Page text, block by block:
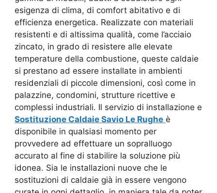
esigenza di clima, di comfort abitativo e di
efficienza energetica. Realizzate con materiali
resistenti e di altissima qualità, come l’acciaio
zincato, in grado di resistere alle elevate
temperature della combustione, queste caldaie
si prestano ad essere installate in ambienti
residenziali di piccole dimensioni, così come in
palazzine, condomini, strutture ricettive e
complessi industriali. Il servizio di installazione e
Sostituzione Caldaie Savio Le Rughe è
disponibile in qualsiasi momento per
provvedere ad effettuare un sopralluogo
accurato al fine di stabilire la soluzione più
idonea. Sia le installazioni nuove che le
sostituzioni di caldaie già in essere vengono